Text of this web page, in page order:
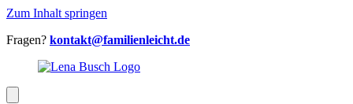
Zum Inhalt springen
Fragen? kontakt@familienleicht.de